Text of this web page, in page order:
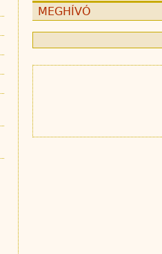
MEGHÍVÓ